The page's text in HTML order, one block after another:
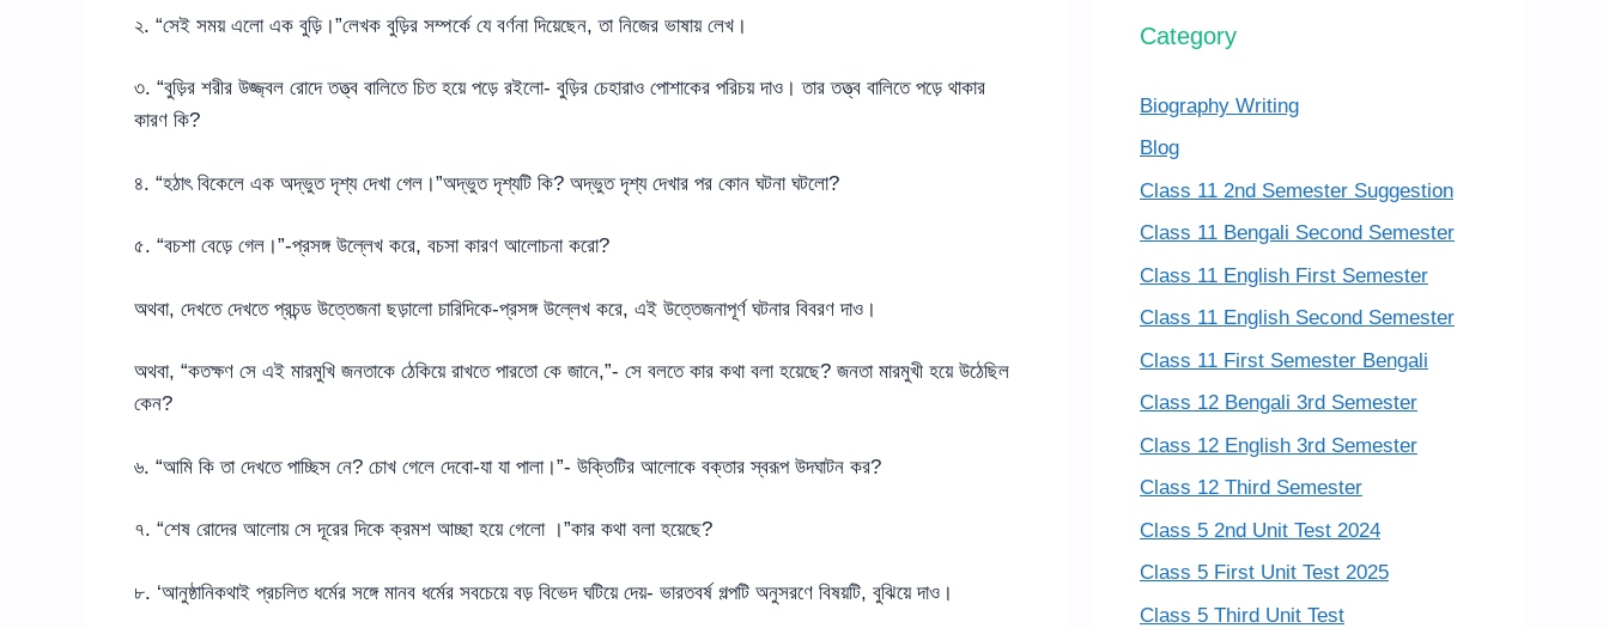
২. “সেই সময় এলো এক বুড়ি।”লেখক বুড়ির সম্পর্কে যে বর্ণনা দিয়েছেন, তা নিজের ভাষায় লেখ।
৩. “বুড়ির শরীর উজ্জ্বল রোদে তত্ত্ব বালিতে চিত হয়ে পড়ে রইলো- বুড়ির চেহারাও পোশাকের পরিচয় দাও। তার তত্ত্ব বালিতে পড়ে থাকার
কারণ কি?
৪. “হঠাৎ বিকেলে এক অদ্ভুত দৃশ্য দেখা গেল।”অদ্ভুত দৃশ্যটি কি? অদ্ভুত দৃশ্য দেখার পর কোন ঘটনা ঘটলো?
৫. “বচশা বেড়ে গেল।”-প্রসঙ্গ উল্লেখ করে, বচসা কারণ আলোচনা করো?
অথবা, দেখতে দেখতে প্রচন্ড উত্তেজনা ছড়ালো চারিদিকে-প্রসঙ্গ উল্লেখ করে, এই উত্তেজনাপূর্ণ ঘটনার বিবরণ দাও।
অথবা, “কতক্ষণ সে এই মারমুখি জনতাকে ঠেকিয়ে রাখতে পারতো কে জানে,”- সে বলতে কার কথা বলা হয়েছে? জনতা মারমুখী হয়ে উঠেছিল
কেন?
৬. “আমি কি তা দেখতে পাচ্ছিস নে? চোখ গেলে দেবো-যা যা পালা।”- উক্তিটির আলোকে বক্তার স্বরূপ উদঘাটন কর?
৭. “শেষ রোদের আলোয় সে দূরের দিকে ক্রমশ আচ্ছা হয়ে গেলো ।”কার কথা বলা হয়েছে?
৮. ‘আনুষ্ঠানিকথাই প্রচলিত ধর্মের সঙ্গে মানব ধর্মের সবচেয়ে বড় বিভেদ ঘটিয়ে দেয়- ভারতবর্ষ গল্পটি অনুসরণে বিষয়টি, বুঝিয়ে দাও।
Category
Biography Writing
Blog
Class 11 2nd Semester Suggestion
Class 11 Bengali Second Semester
Class 11 English First Semester
Class 11 English Second Semester
Class 11 First Semester Bengali
Class 12 Bengali 3rd Semester
Class 12 English 3rd Semester
Class 12 Third Semester
Class 5 2nd Unit Test 2024
Class 5 First Unit Test 2025
Class 5 Third Unit Test